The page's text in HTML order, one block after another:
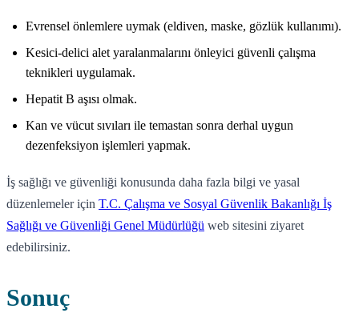
Evrensel önlemlere uymak (eldiven, maske, gözlük kullanımı).
Kesici-delici alet yaralanmalarını önleyici güvenli çalışma
teknikleri uygulamak.
Hepatit B aşısı olmak.
Kan ve vücut sıvıları ile temastan sonra derhal uygun
dezenfeksiyon işlemleri yapmak.
İş sağlığı ve güvenliği konusunda daha fazla bilgi ve yasal
düzenlemeler için T.C. Çalışma ve Sosyal Güvenlik Bakanlığı İş
Sağlığı ve Güvenliği Genel Müdürlüğü web sitesini ziyaret
edebilirsiniz.
Sonuç